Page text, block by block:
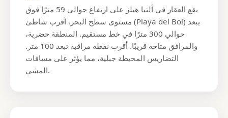
يقع العقار في ألتيا هيلز على ارتفاع حوالي 59 مترًا فوق
مستوى سطح البحر. أقرب شاطئ (Playa del Bol) يبعد
حوالي 300 مترًا في خط مستقيم. المنطقة حضرية،
والمرافق متاحة قريبًا. أقرب نقطة مراقبة تبعد 100 متر.
التضاريس المحيطة جبلية، مما يؤثر على مسافات
المشي.